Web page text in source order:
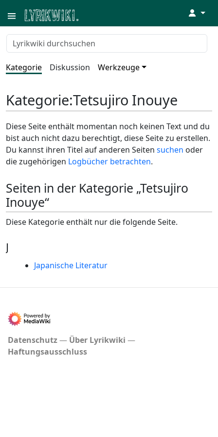
↓
Kategorie Diskussion Werkzeuge
Kategorie:Tetsujiro Inouye
Diese Seite enthält momentan noch keinen Text und du
bist auch nicht dazu berechtigt, diese Seite zu erstellen.
Du kannst ihren Titel auf anderen Seiten suchen oder
die zugehörigen Logbücher betrachten.
Seiten in der Kategorie „Tetsujiro
Inouye“
Diese Kategorie enthält nur die folgende Seite.
J
Japanische Literatur
Datenschutz
Über Lyrikwiki
Haftungsausschluss